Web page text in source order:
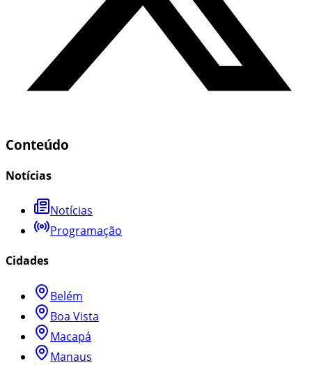
Conteúdo
Notícias
Notícias
Programação
Cidades
Belém
Boa Vista
Macapá
Manaus